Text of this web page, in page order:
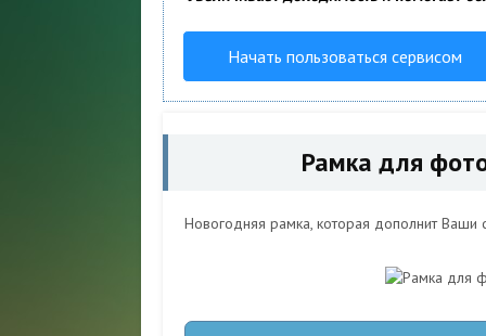
Начать пользоваться сервисом
Рамка для
Новогодняя рамка, которая дополнит Ваши